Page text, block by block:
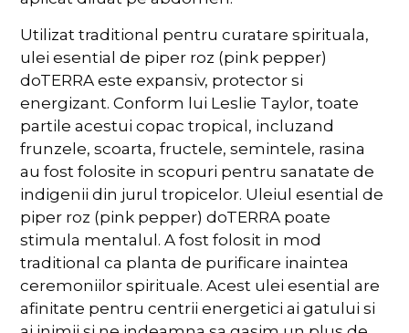
Utilizat traditional pentru curatare spirituala,
ulei esential de piper roz (pink pepper)
doTERRA este expansiv, protector si
energizant. Conform lui Leslie Taylor, toate
partile acestui copac tropical, incluzand
frunzele, scoarta, fructele, semintele, rasina
au fost folosite in scopuri pentru sanatate de
indigenii din jurul tropicelor. Uleiul esential de
piper roz (pink pepper) doTERRA poate
stimula mentalul. A fost folosit in mod
traditional ca planta de purificare inaintea
ceremoniilor spirituale. Acest ulei esential are
afinitate pentru centrii energetici ai gatului si